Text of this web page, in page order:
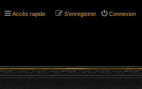
Accès rapide Connexion
S’enregistrer